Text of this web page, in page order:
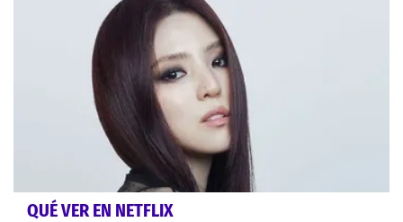
QUÉ VER EN NETFLIX